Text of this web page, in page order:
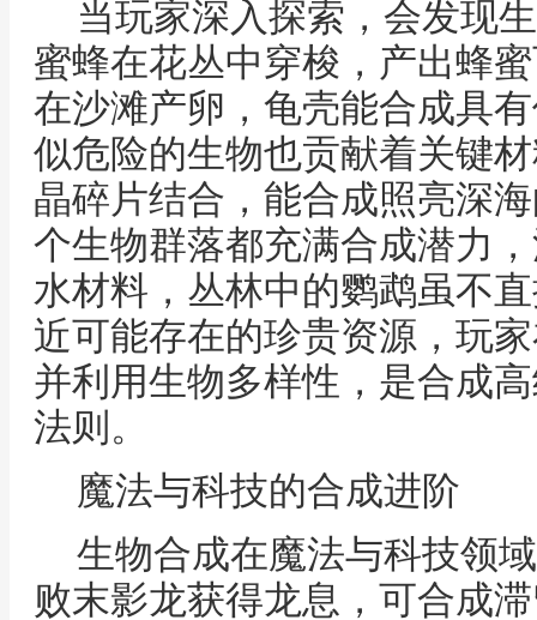
当玩家深入探索，会发现
蜜蜂在花丛中穿梭，产出蜂
在沙滩产卵，龟壳能合成具
似危险的生物也贡献着关键
晶碎片结合，能合成照亮深
个生物群落都充满合成潜力
水材料，丛林中的鹦鹉虽不
近可能存在的珍贵资源，玩
并利用生物多样性，是合成
法则。
魔法与科技的合成进阶
生物合成在魔法与科技领
败末影龙获得龙息，可合成